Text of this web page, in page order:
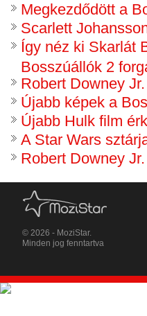
Megkezdődött a
Scarlett
Így néz ki Skarlát
Bosszúállók 2
Robert Downey
Újabb képek a
Újabb Hulk film
A Star Wars
Robert Downey
© 2026 - MoziStar.
Minden jog fenntartva